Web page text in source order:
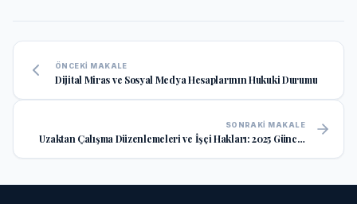
ÖNCEKI MAKALE
Dijital Miras ve Sosyal Medya Hesaplarının Hukuki Durumu
SONRAKI MAKALE
Uzaktan Çalışma Düzenlemeleri ve İşçi Hakları: 2025 Güncel